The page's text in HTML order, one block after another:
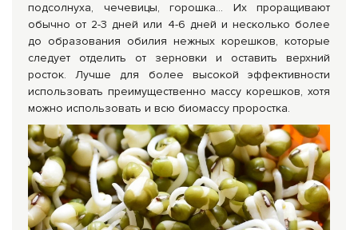
подсолнуха, чечевицы, горошка… Их проращивают
обычно от 2-3 дней или 4-6 дней и несколько более
до образования обилия нежных корешков, которые
следует отделить от зерновки и оставить верхний
росток. Лучше для более высокой эффективности
использовать преимущественно массу корешков, хотя
можно использовать и всю биомассу проростка.